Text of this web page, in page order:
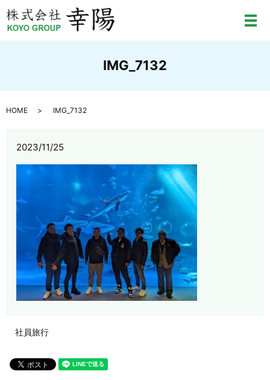
メ
IMG_7132
HOME IMG_7132
2023/11/25
社員旅行